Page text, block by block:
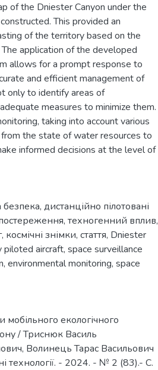
of the Dniester Canyon under the
This provided an
of the territory based on the
application of the developed
allows for a prompt response to
and efficient management of
only to identify areas of
measures to minimize them.
taking into account various
the state of water resources to
informed decisions at the level of
безпека, дистанційно пілотовані
, техногенний вплив,
, космічні знімки, стаття, Dniester
piloted aircraft, space surveillance
, environmental monitoring, space
екологічного
/ Триснюк Василь
Волинець Тарас Васильович
технології. - 2024. - № 2 (83).- С.